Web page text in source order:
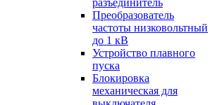
разъединитель
Преобразователь
частоты низковольтный
до 1 кВ
Устройство плавного
пуска
Блокировка
механическая для